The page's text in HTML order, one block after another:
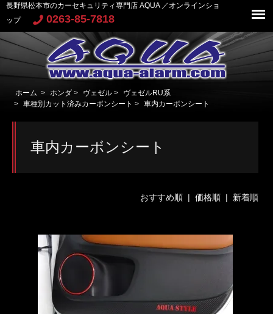
長野県松本市のカーセキュリティ専門店 AQUA ／オンラインショ
ップ
0263-85-7818
ホーム > ホンダ > ヴェゼル >
ヴェゼルRU系
> 車種別カット済みカーボンシート > 車内カーボンシート
車内カーボンシート
おすすめ順 | 価格順| 新着順